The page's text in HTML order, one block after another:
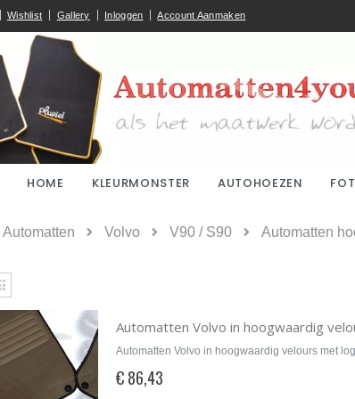
Wishlist Gallery Inloggen Account Aanmaken
HOME KLEURMONSTER AUTOHOEZEN
Automatten Volvo V90 / S90 Automatten
Rooster
Automatten Volvo in hoogwaardig
Automatten Volvo in hoogwaardig velours met
€ 86,43